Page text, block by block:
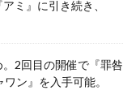
ミ』に引き続き、
2回目の開催で『罪咎
ン』を入手可能。